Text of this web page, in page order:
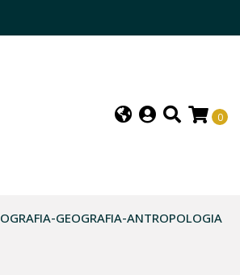
0
GEOGRAFIA-ANTROPOLOGIA